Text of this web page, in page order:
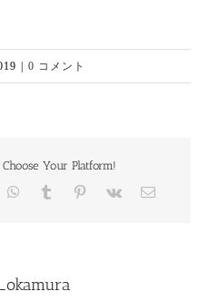
0 コメント
Your Platform!
WhatsApp
TumblrPinterest
Vk